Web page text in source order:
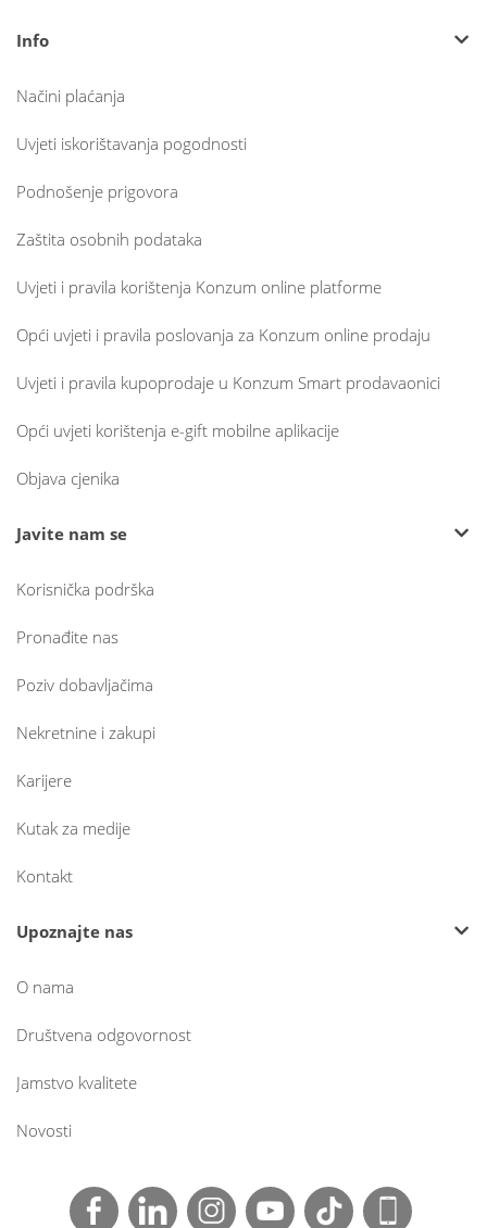
Info
Načini plaćanja
Uvjeti iskorištavanja pogodnosti
Podnošenje prigovora
Zaštita osobnih podataka
Uvjeti i pravila korištenja Konzum online platforme
Opći uvjeti i pravila poslovanja za Konzum online prodaju
Uvjeti i pravila kupoprodaje u Konzum Smart prodavaonici
Opći uvjeti korištenja e-gift mobilne aplikacije
Objava cjenika
Javite nam se
Korisnička podrška
Pronađite nas
Poziv dobavljačima
Nekretnine i zakupi
Karijere
Kutak za medije
Kontakt
Upoznajte nas
O nama
Društvena odgovornost
Jamstvo kvalitete
Novosti